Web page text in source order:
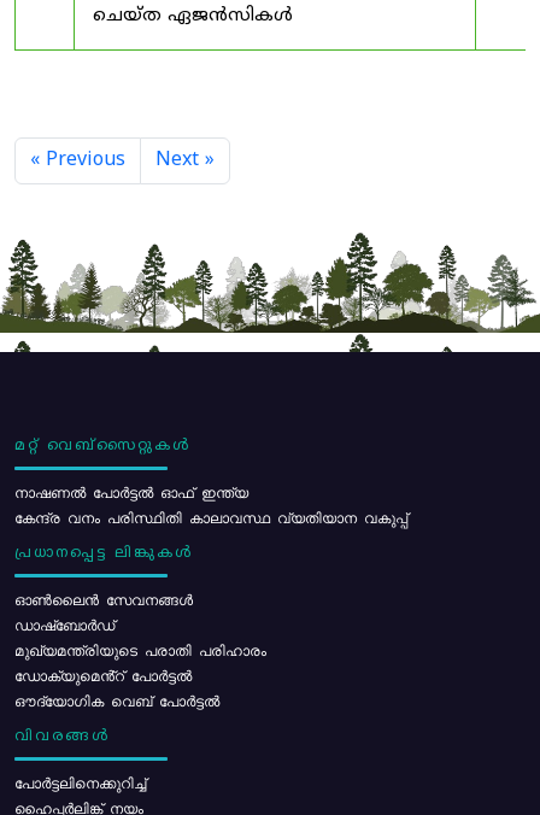
ചെയ്ത ഏജൻസികൾ
« Previous Next »
മറ്റ് വെബ്സൈറ്റുകൾ
നാഷണൽ പോർട്ടൽ ഓഫ് ഇന്ത്യ
കേന്ദ്ര വനം പരിസ്ഥിതി കാലാവസ്ഥ വ്യതിയാന വകുപ്പ്
പ്രധാനപ്പെട്ട ലിങ്കുകൾ
ഓൺലൈൻ സേവനങ്ങൾ
ഡാഷ്ബോർഡ്
മുഖ്യമന്ത്രിയുടെ പരാതി പരിഹാരം
ഡോക്യുമെൻ്റ് പോർട്ടൽ
ഔദ്യോഗിക വെബ് പോർട്ടൽ
വിവരങ്ങൾ
പോര്‍ട്ടലിനെക്കുറിച്ച്
ഹൈപ്പർലിങ്ക് നയം